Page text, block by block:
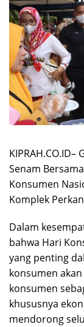
Senam
Konsumen
Komplek
Dalam
bahwa Hari
yang penting
konsumen
konsumen
khususnya
mendorong